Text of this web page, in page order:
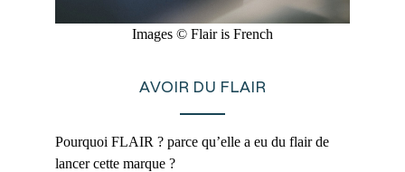
Images © Flair is French
AVOIR DU FLAIR
Pourquoi FLAIR ? parce qu’elle a eu du flair de
lancer cette marque ?